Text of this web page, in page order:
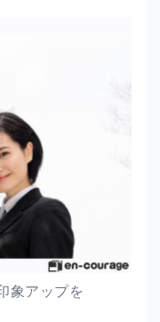
象アップを